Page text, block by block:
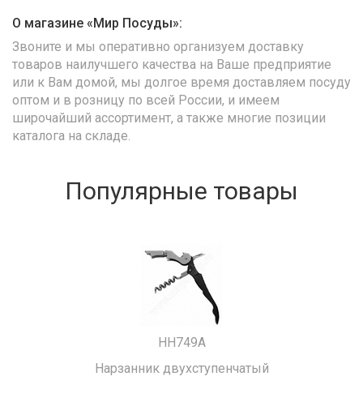
О магазине «Мир Посуды»:
Звоните и мы оперативно организуем доставку
товаров наилучшего качества на Ваше предприятие
или к Вам домой, мы долгое время доставляем посуду
оптом и в розницу по всей России, и имеем
широчайший ассортимент, а также многие позиции
каталога на складе.
Популярные товары
HH749A
Нарзанник двухступенчатый